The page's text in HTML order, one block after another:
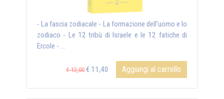
- La fascia zodiacale - La formazione dell'uomo e lo
zodiaco - Le 12 tribù di Israele e le 12 fatiche di
Ercole - ...
€ 12,00 € 11,40 Aggiungi al carrello